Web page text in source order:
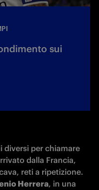
sui
diversi per chiamare
dalla Francia,
reti a ripetizione.
Herrera, in una